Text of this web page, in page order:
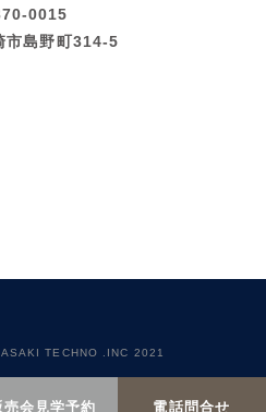
売会見学予約 電話問合せ
0015
市島野町314-5
TECHNO .INC 2021